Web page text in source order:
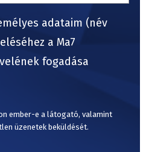
adataim (név
a Ma7
fogadása
ember-e a látogató, valamint
üzenetek beküldését.